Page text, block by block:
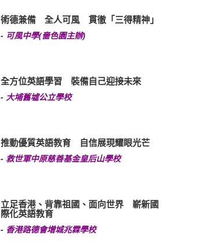
術德兼備 全人可風 貫徹「三得精神」
- 可風中學(嗇色園主辦)
全方位英語學習 裝備自己迎接未來
-大埔舊墟公立學校
推動優質英語教育 自信展現耀眼光芒
- 救世軍中原慈善基金皇后山學校
立足香港、背靠祖國、面向世界 嶄新國
際化英語教育
- 香港路德會增城兆霖學校